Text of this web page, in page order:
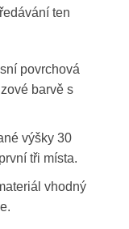
ten
povrchová
barvě s
výšky 30
tři místa.
vhodný